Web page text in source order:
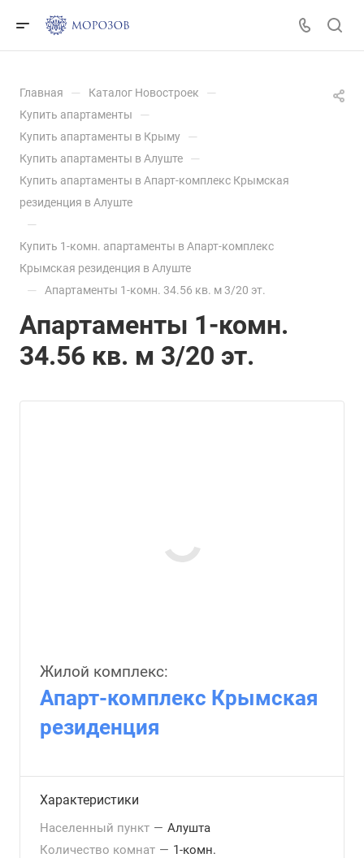
Главная — Каталог Новостроек —
Купить апартаменты —
Купить апартаменты в Крыму —
Купить апартаменты в Алуште —
Купить апартаменты в Апарт-комплекс Крымская
резиденция в Алуште
—
Купить 1-комн. апартаменты в Апарт-комплекс
Крымская резиденция в Алуште
— Апартаменты 1-комн. 34.56 кв. м 3/20 эт.
Апартаменты 1-комн.
34.56 кв. м 3/20 эт.
Жилой комплекс:
Апарт-комплекс Крымская
резиденция
Характеристики
Населенный пункт — Алушта
Количество комнат — 1-комн.